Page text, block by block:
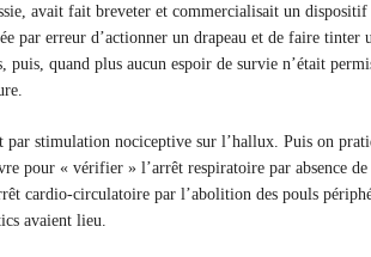
avait fait breveter et commercialisait un dispositif
par erreur d’actionner un drapeau et de faire tinter
puis, quand plus aucun espoir de survie n’était
stimulation nociceptive sur l’hallux. Puis on
pour « vérifier » l’arrêt respiratoire par absence de
cardio-circulatoire par l’abolition des pouls
avaient lieu.